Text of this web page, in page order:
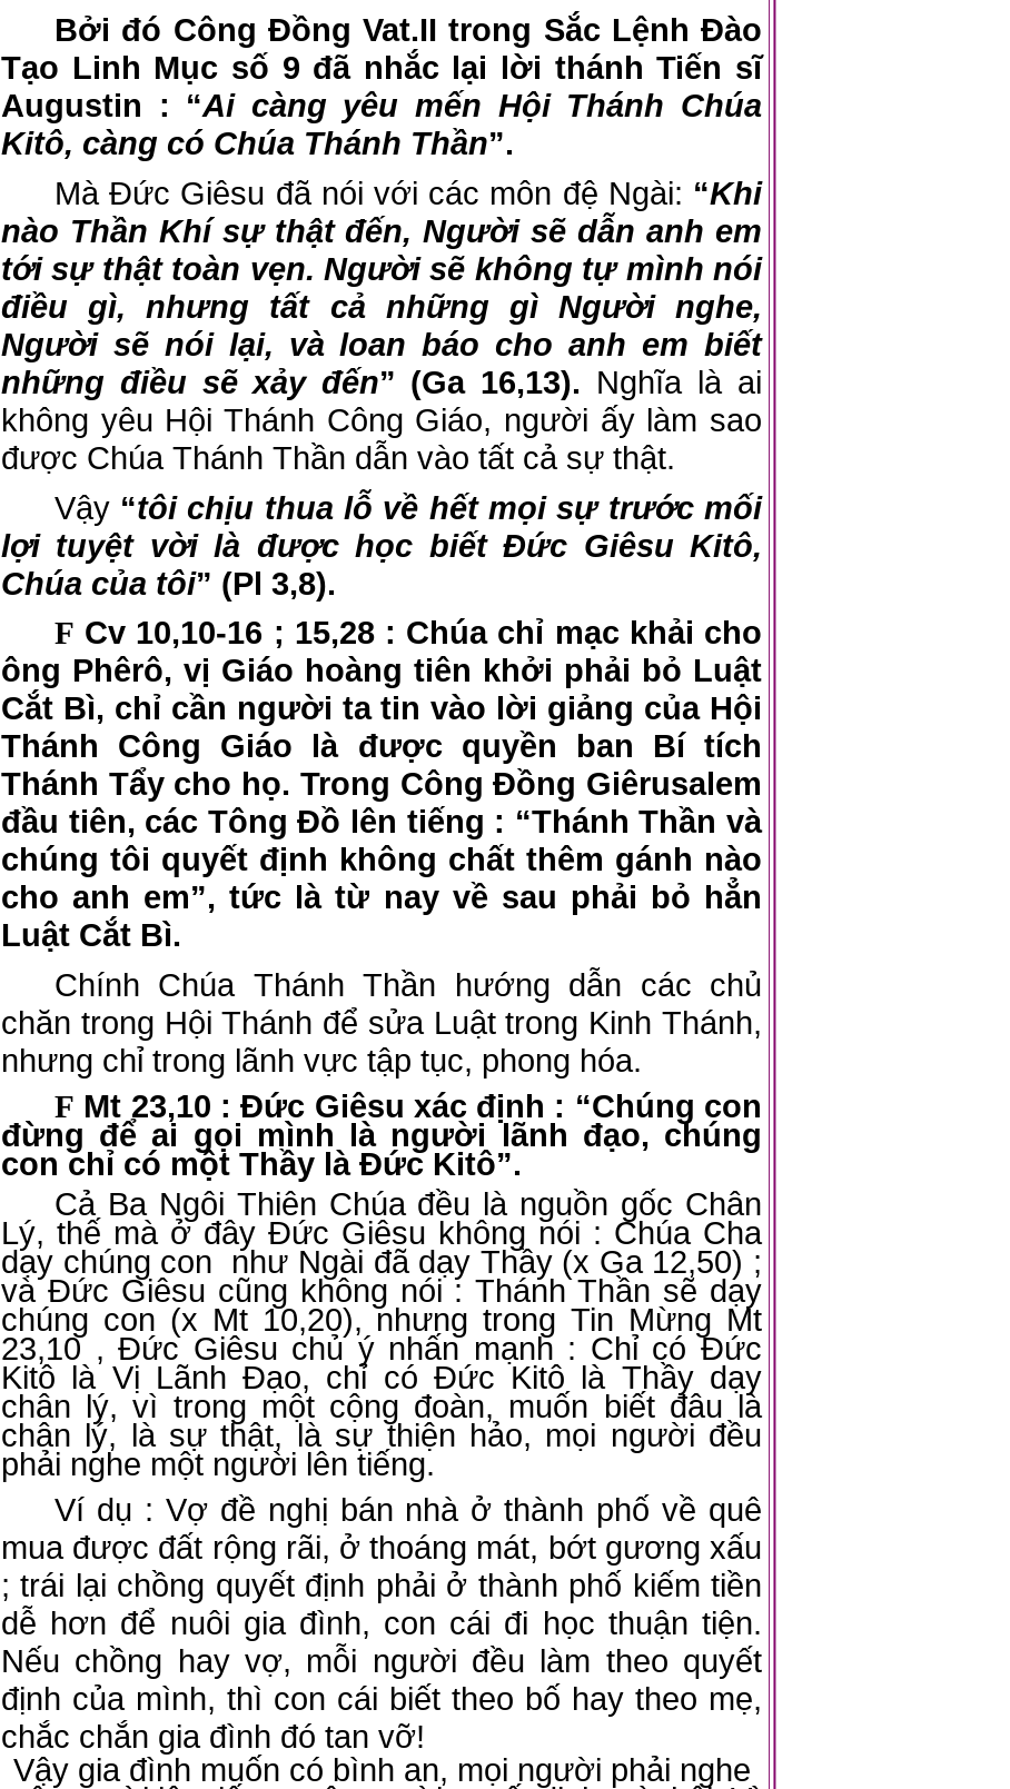
Bởi đó Công Đồng Vat.II trong Sắc Lệnh Đào
Tạo Linh Mục số 9 đã nhắc lại lời thánh Tiến sĩ
Augustin : “Ai càng yêu mến Hội Thánh Chúa
Kitô, càng có Chúa Thánh Thần”.
Mà Đức Giêsu đã nói với các môn đệ Ngài: “Khi
nào Thần Khí sự thật đến, Người sẽ dẫn anh em
tới sự thật toàn vẹn. Người sẽ không tự mình nói
điều gì, nhưng tất cả những gì Người nghe,
Người sẽ nói lại, và loan báo cho anh em biết
những điều sẽ xảy đến” (Ga 16,13). Nghĩa là ai
không yêu Hội Thánh Công Giáo, người ấy làm sao
được Chúa Thánh Thần dẫn vào tất cả sự thật.
Vậy “tôi chịu thua lỗ về hết mọi sự trước mối
lợi tuyệt vời là được học biết Đức Giêsu Kitô,
Chúa của tôi” (Pl 3,8).
F Cv 10,10-16 ; 15,28 : Chúa chỉ mạc khải cho
ông Phêrô, vị Giáo hoàng tiên khởi phải bỏ Luật
Cắt Bì, chỉ cần người ta tin vào lời giảng của Hội
Thánh Công Giáo là được quyền ban Bí tích
Thánh Tẩy cho họ. Trong Công Đồng Giêrusalem
đầu tiên, các Tông Đồ lên tiếng : “Thánh Thần và
chúng tôi quyết định không chất thêm gánh nào
cho anh em”, tức là từ nay về sau phải bỏ hẳn
Luật Cắt Bì.
Chính Chúa Thánh Thần hướng dẫn các chủ
chăn trong Hội Thánh để sửa Luật trong Kinh Thánh,
nhưng chỉ trong lãnh vực tập tục, phong hóa.
F Mt 23,10 : Đức Giêsu xác định : “Chúng con
đừng để ai gọi mình là người lãnh đạo, chúng
con chỉ có một Thầy là Đức Kitô”.
Cả Ba Ngôi Thiên Chúa đều là nguồn gốc Chân
Lý, thế mà ở đây Đức Giêsu không nói : Chúa Cha
dạy chúng con như Ngài đã dạy Thầy (x Ga 12,50) ;
và Đức Giêsu cũng không nói : Thánh Thần sẽ dạy
chúng con (x Mt 10,20), nhưng trong Tin Mừng Mt
23,10 , Đức Giêsu chủ ý nhấn mạnh : Chỉ có Đức
Kitô là Vị Lãnh Đạo, chỉ có Đức Kitô là Thầy dạy
chân lý, vì trong một cộng đoàn, muốn biết đâu là
chân lý, là sự thật, là sự thiện hảo, mọi người đều
phải nghe một người lên tiếng.
Ví dụ : Vợ đề nghị bán nhà ở thành phố về quê
mua được đất rộng rãi, ở thoáng mát, bớt gương xấu
; trái lại chồng quyết định phải ở thành phố kiếm tiền
dễ hơn để nuôi gia đình, con cái đi học thuận tiện.
Nếu chồng hay vợ, mỗi người đều làm theo quyết
định của mình, thì con cái biết theo bố hay theo mẹ,
chắc chắn gia đình đó tan vỡ!
Vậy gia đình muốn có bình an, mọi người phải nghe